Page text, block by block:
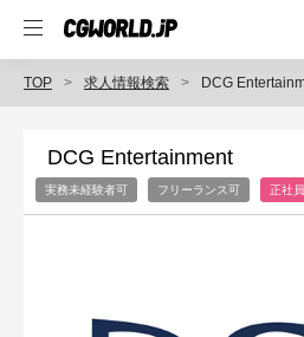
TOP 求人情報検索 DCG
DCG Entertainment
実務未経験者可 フリーランス可 正社